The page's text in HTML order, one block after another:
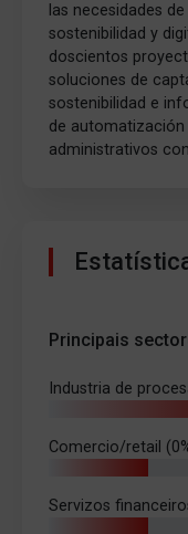
las necesidades
sostenibilidad y
doscientos
soluciones de
sostenibilidad e
de
administrativos
Principais
Industria de
Comercio/retail
Servizos